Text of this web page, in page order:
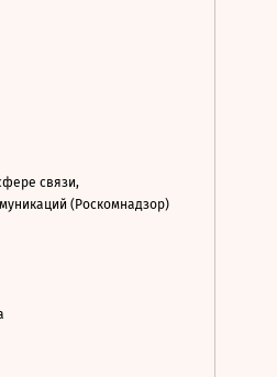
связи,
(Роскомнадзор)